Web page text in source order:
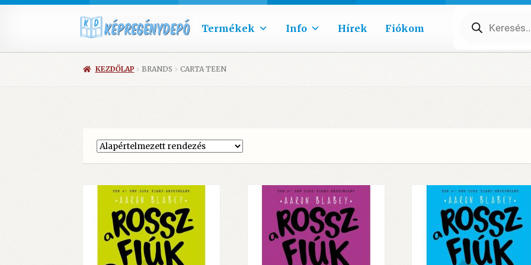
Termékek Info Hírek Fiókom search
KEZDŐLAP BRANDS CARTA TEEN